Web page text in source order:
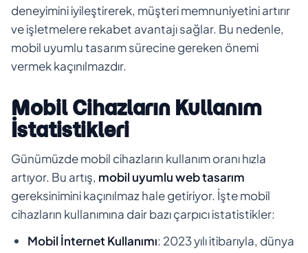
deneyimini iyileştirerek, müşteri memnuniyetini artırır
ve işletmelere rekabet avantajı sağlar. Bu nedenle,
mobil uyumlu tasarım sürecine gereken önemi
vermek kaçınılmazdır.
Mobil Cihazların Kullanım
İstatistikleri
Günümüzde mobil cihazların kullanım oranı hızla
artıyor. Bu artış, mobil uyumlu web tasarım
gereksinimini kaçınılmaz hale getiriyor. İşte mobil
cihazların kullanımına dair bazı çarpıcı istatistikler:
Mobil İnternet Kullanımı: 2023 yılı itibarıyla, dünya